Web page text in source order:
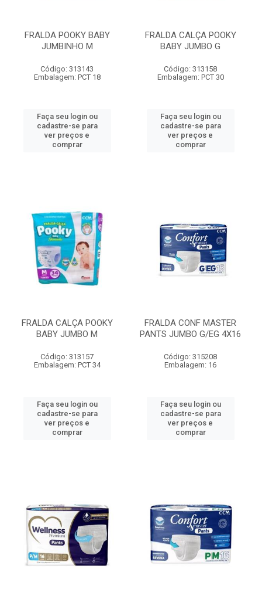
FRALDA POOKY BABY
JUMBINHO M
Código: 313143
Embalagem: PCT 18
Faça seu login ou
cadastre-se para
ver preços e
comprar
FRALDA CALÇA POOKY
BABY JUMBO G
Código: 313158
Embalagem: PCT 30
Faça seu login ou
cadastre-se para
ver preços e
comprar
FRALDA CALÇA POOKY
BABY JUMBO M
Código: 313157
Embalagem: PCT 34
Faça seu login ou
cadastre-se para
ver preços e
comprar
FRALDA CONF MASTER
PANTS JUMBO G/EG 4X16
Código: 315208
Embalagem: 16
Faça seu login ou
cadastre-se para
ver preços e
comprar